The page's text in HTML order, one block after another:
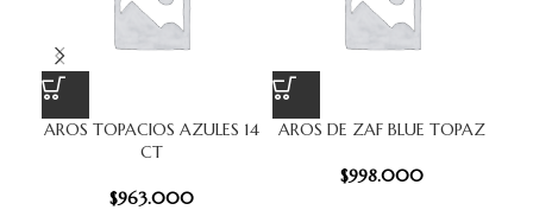
AROS TOPACIOS AZULES 14
CT
$963.000
AROS DE ZAF BLUE TOPAZ
$998.000